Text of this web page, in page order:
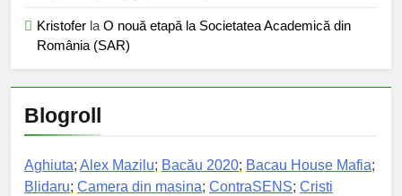
Kristofer la O nouă etapă la Societatea Academică din
România (SAR)
Blogroll
Aghiuta; Alex Mazilu; Bacău 2020; Bacau House Mafia;
Blidaru; Camera din masina; ContraSENS; Cristi